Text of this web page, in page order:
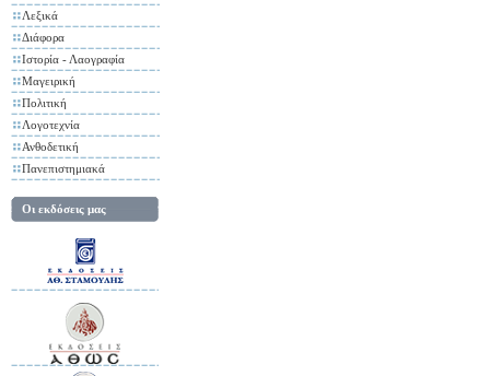
Λεξικά
Διάφορα
Ιστορία - Λαογραφία
Μαγειρική
Πολιτική
Λογοτεχνία
Ανθοδετική
Πανεπιστημιακά
Οι εκδόσεις μας